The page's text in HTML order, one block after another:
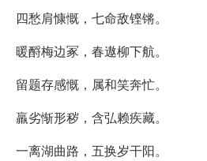
四愁肩慷慨，七命敌铿锵。
暖酹梅边冢，春遨柳下航。
留题存感慨，属和笑奔忙。
羸劣惭形秽，含弘赖疾藏。
一离湖曲路，五换岁干阳。